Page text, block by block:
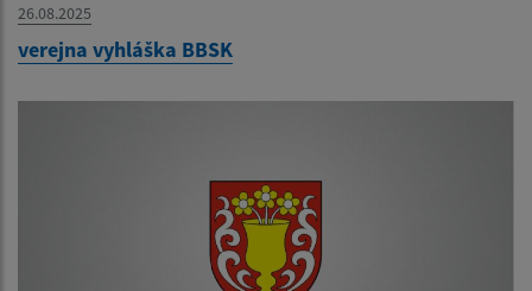
26.08.2025
verejna vyhláška BBSK